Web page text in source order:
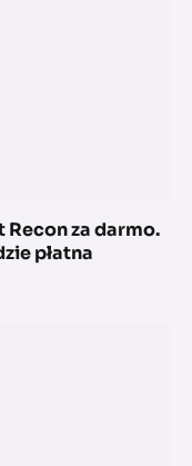
Recon za darmo.
płatna